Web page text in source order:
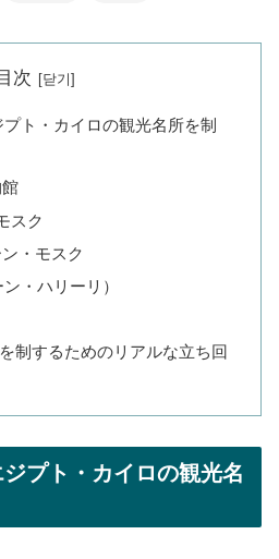
次
プト・カイロの観光名所を制
スク
・モスク
・ハリーリ）
制するためのリアルな立ち回
ジプト・カイロの観光名